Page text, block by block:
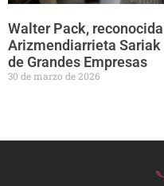
Walter Pack,
Arizmendiarrieta
de Grandes Empresas
30 de marzo de 2026